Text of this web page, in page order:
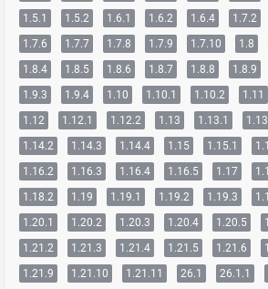
1.5.1
1.5.2 1.6.1 1.6.2 1.6.4 1.7.2
1.7.6
1.7.7 1.7.8 1.7.9 1.7.10 1.8
1.8.4
1.8.5 1.8.6 1.8.7 1.8.8 1.8.9
1.9.3
1.9.4 1.10 1.10.1 1.10.2 1.11
1.12
1.12.1 1.12.2 1.13 1.13.1
1.14.2
1.14.3 1.14.4 1.15 1.15.1
1.16.2
1.16.3 1.16.4 1.16.5 1.17
1.18.2
1.19 1.19.1 1.19.2 1.19.3
1.20.1
1.20.2 1.20.3 1.20.4 1.20.5
1.21.2
1.21.3 1.21.4 1.21.5 1.21.6
1.21.9
1.21.10 1.21.11 26.1 26.1.1